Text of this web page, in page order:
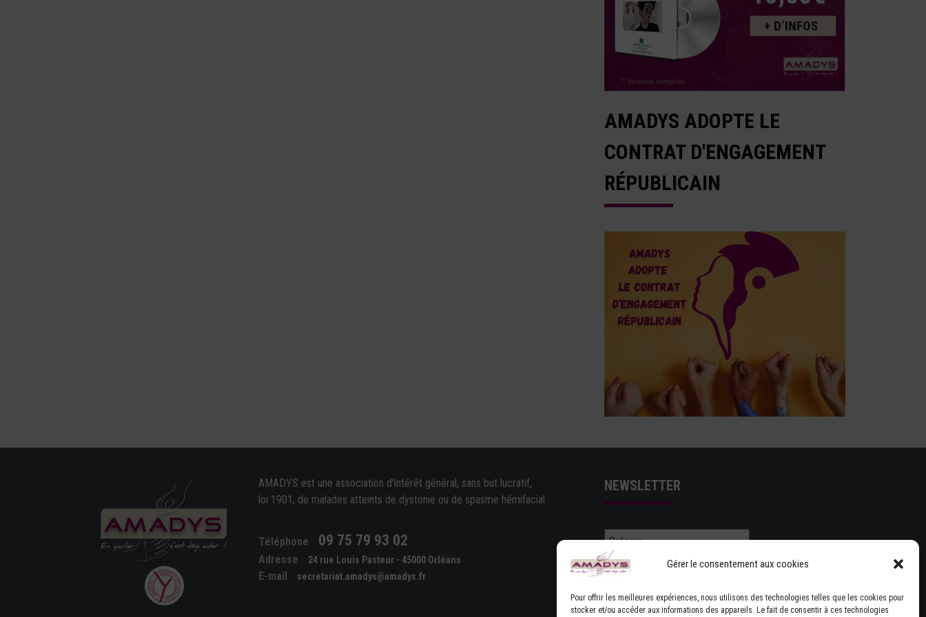
Gérer le consentement aux cookies
Pour offrir les meilleures expériences, nous utilisons des technologies telles que les cookies pour
stocker et/ou accéder aux informations des appareils. Le fait de consentir à ces technologies
AMADYS ADOPTE LE
CONTRAT D'ENGAGEMENT
RÉPUBLICAIN
AMADYS est une association d'intérêt général, sans but lucratif,
loi 1901, de malades atteints de dystonie ou de spasme hémifacial.
Téléphone 09 75 79 93 02
Adresse 24 rue Louis Pasteur - 45000 Orléans
E-mail secretariat.amadys@amadys.fr
NEWSLETTER